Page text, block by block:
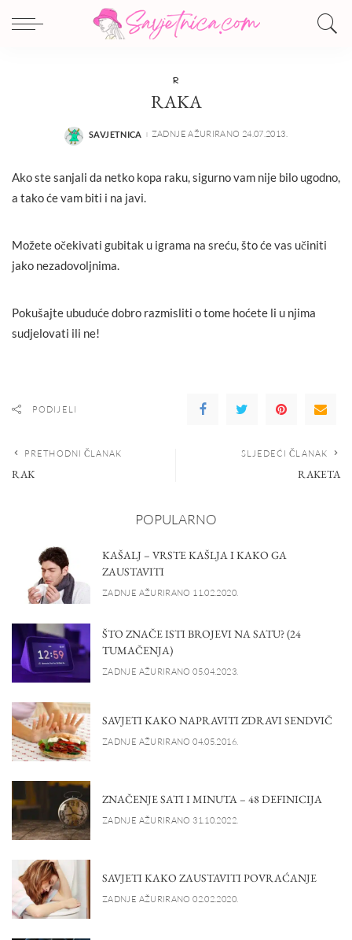
R
RAKA
POSTED
SAVJETNICA ZADNJE AŽURIRANO 24.07.2013.
Ako ste sanjali da netko kopa raku, sigurno vam nije bilo ugodno,
a tako će vam biti i na javi.
Možete očekivati gubitak u igrama na sreću, što će vas učiniti
jako nezadovoljnima.
Pokušajte ubuduće dobro razmisliti o tome hoćete li u njima
sudjelovati ili ne!
PODIJELI
PRETHODNI ČLANAK
RAK
SLJEDEĆI ČLANAK
RAKETA
POPULARNO
KAŠALJ – VRSTE KAŠLJA I KAKO GA
ZAUSTAVITI
ZADNJE AŽURIRANO 11.02.2020.
ŠTO ZNAČE ISTI BROJEVI NA SATU? (24
TUMAČENJA)
ZADNJE AŽURIRANO 05.04.2023.
SAVJETI KAKO NAPRAVITI ZDRAVI SENDVIČ
ZADNJE AŽURIRANO 04.05.2016.
ZNAČENJE SATI I MINUTA – 48 DEFINICIJA
ZADNJE AŽURIRANO 31.10.2022.
SAVJETI KAKO ZAUSTAVITI POVRAĆANJE
ZADNJE AŽURIRANO 02.02.2020.